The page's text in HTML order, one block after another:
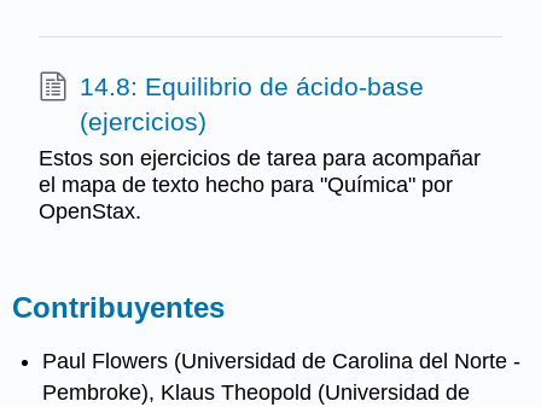
14.8: Equilibrio de ácido-base
(ejercicios)
Estos son ejercicios de tarea para acompañar
el mapa de texto hecho para "Química" por
OpenStax.
Contribuyentes
Paul Flowers (Universidad de Carolina del Norte -
Pembroke), Klaus Theopold (Universidad de